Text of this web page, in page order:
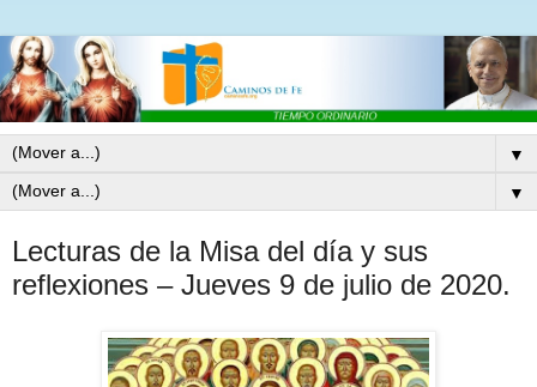
▼
▼
Lecturas de la Misa del día y sus
reflexiones – Jueves 9 de julio de 2020.